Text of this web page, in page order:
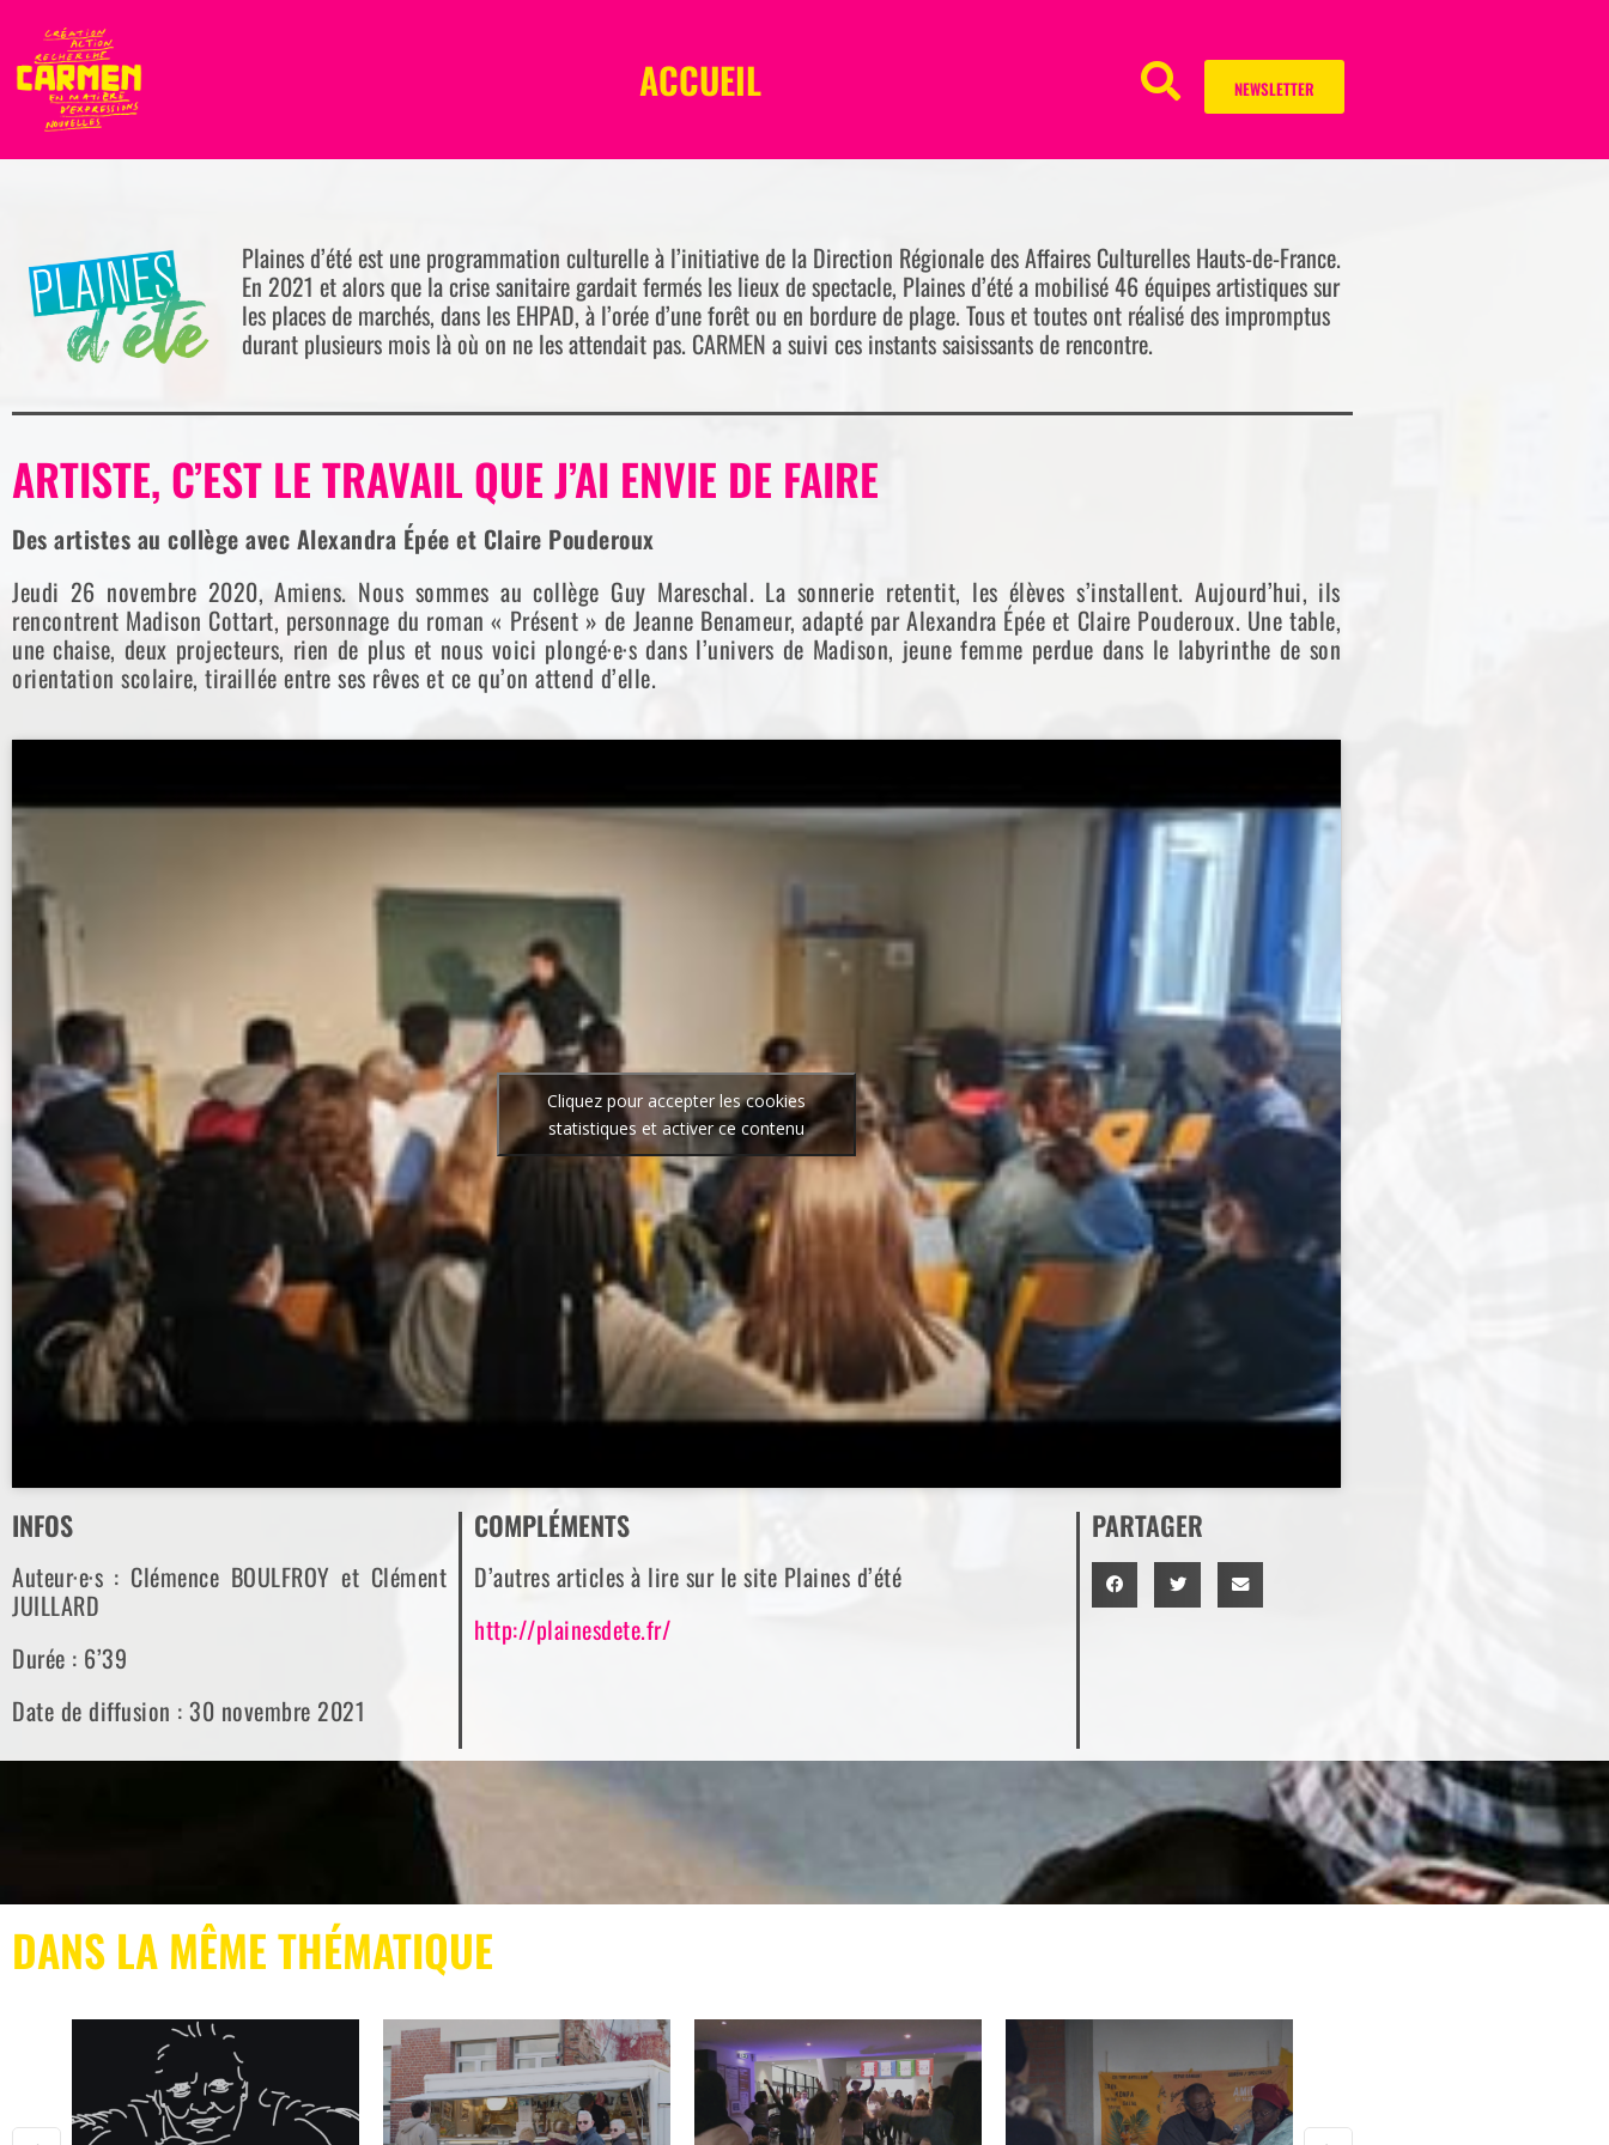
ACCUEIL NEWSLETTER
Plaines d’été est une programmation culturelle à l’initiative de la Direction Régionale des Affaires Culturelles Hauts-de-France.
En 2021 et alors que la crise sanitaire gardait fermés les lieux de spectacle, Plaines d’été a mobilisé 46 équipes artistiques sur
les places de marchés, dans les EHPAD, à l’orée d’une forêt ou en bordure de plage. Tous et toutes ont réalisé des impromptus
durant plusieurs mois là où on ne les attendait pas. CARMEN a suivi ces instants saisissants de rencontre.
ARTISTE, C’EST LE TRAVAIL QUE J’AI ENVIE DE FAIRE
Des artistes au collège avec Alexandra Épée et Claire Pouderoux
Jeudi 26 novembre 2020, Amiens. Nous sommes au collège Guy Mareschal. La sonnerie retentit, les élèves s’installent. Aujourd’hui, ils
rencontrent Madison Cottart, personnage du roman « Présent » de Jeanne Benameur, adapté par Alexandra Épée et Claire Pouderoux. Une table,
une chaise, deux projecteurs, rien de plus et nous voici plongé·e·s dans l’univers de Madison, jeune femme perdue dans le labyrinthe de son
orientation scolaire, tiraillée entre ses rêves et ce qu’on attend d’elle.
Cliquez pour accepter les cookies
statistiques et activer ce contenu
INFOS
Auteur·e·s : Clémence BOULFROY et Clément
JUILLARD
Durée : 6’39
Date de diffusion : 30 novembre 2021
COMPLÉMENTS
D’autres articles à lire sur le site Plaines d’été
http://plainesdete.fr/
PARTAGER
DANS LA MÊME THÉMATIQUE